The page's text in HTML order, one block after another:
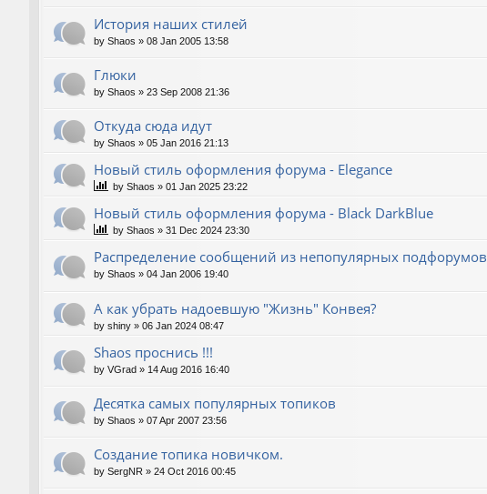
История наших стилей
by Shaos » 08 Jan 2005 13:58
Глюки
by Shaos » 23 Sep 2008 21:36
Откуда сюда идут
by Shaos » 05 Jan 2016 21:13
Новый стиль оформления форума - Elegance
by Shaos » 01 Jan 2025 23:22
Новый стиль оформления форума - Black DarkBlue
by Shaos » 31 Dec 2024 23:30
Распределение сообщений из непопулярных подфорумов
by Shaos » 04 Jan 2006 19:40
А как убрать надоевшую "Жизнь" Конвея?
by shiny » 06 Jan 2024 08:47
Shaos проснись !!!
by VGrad » 14 Aug 2016 16:40
Десятка самых популярных топиков
by Shaos » 07 Apr 2007 23:56
Создание топика новичком.
by SergNR » 24 Oct 2016 00:45